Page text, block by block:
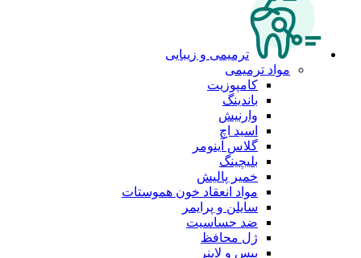
ترمیمی و زیبایی
مواد ترمیمی
کامپوزیت
باندینگ
وارنیش
اسید اچ
گلاس آینومر
بلیچینگ
خمیر پالیش
مواد انعقاد خون هموستات
سایلن و پرایمر
ضد حساسیت
ژل محافظ
بیس و لاینر